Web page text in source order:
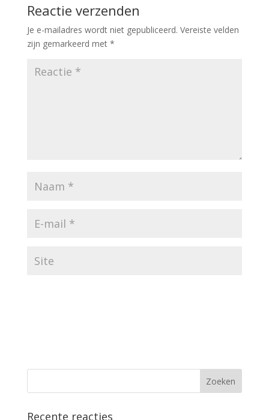
Reactie verzenden
Je e-mailadres wordt niet gepubliceerd. Vereiste velden
zijn gemarkeerd met *
Recente reacties